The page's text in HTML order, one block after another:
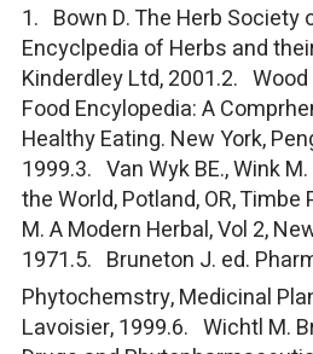
1. Bown D. The Herb Society
Encyclpedia of Herbs and
Kinderdley Ltd, 2001.2. Wood
Food Encylopedia: A
Healthy Eating. New York,
1999.3. Van Wyk BE., Wink
the World, Potland, OR,
M. A Modern Herbal, Vol 2,
1971.5. Bruneton J. ed.
Phytochemstry, Medicinal
Lavoisier, 1999.6. Wichtl M.